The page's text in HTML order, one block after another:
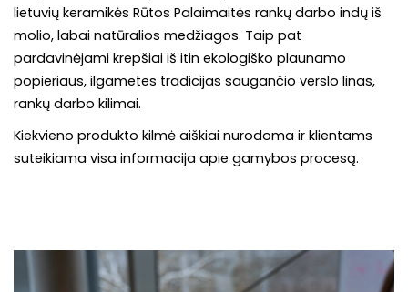
lietuvių keramikės Rūtos Palaimaitės rankų darbo indų iš
molio, labai natūralios medžiagos. Taip pat
pardavinėjami krepšiai iš itin ekologiško plaunamo
popieriaus, ilgametes tradicijas saugančio verslo linas,
rankų darbo kilimai.
Kiekvieno produkto kilmė aiškiai nurodoma ir klientams
suteikiama visa informacija apie gamybos procesą.